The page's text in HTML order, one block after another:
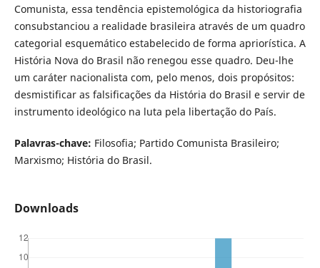
Comunista, essa tendência epistemológica da historiografia
consubstanciou a realidade brasileira através de um quadro
categorial esquemático estabelecido de forma apriorística. A
História Nova do Brasil não renegou esse quadro. Deu-lhe
um caráter nacionalista com, pelo menos, dois propósitos:
desmistificar as falsificações da História do Brasil e servir de
instrumento ideológico na luta pela libertação do País.
Palavras-chave: Filosofia; Partido Comunista Brasileiro;
Marxismo; História do Brasil.
Downloads